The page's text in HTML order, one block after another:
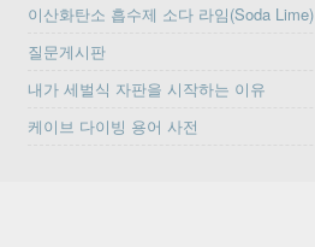
이산화탄소 흡수제 소다 라임(Soda Lime)
질문게시판
내가 세벌식 자판을 시작하는 이유
케이브 다이빙 용어 사전